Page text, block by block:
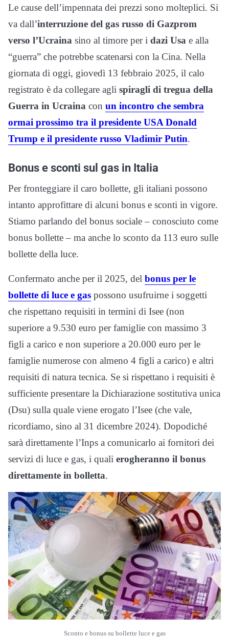
Le cause dell’impennata dei prezzi sono molteplici. Si
va dall’interruzione del gas russo di Gazprom
verso l’Ucraina sino al timore per i dazi Usa e alla
“guerra” che potrebbe scatenarsi con la Cina. Nella
giornata di oggi, giovedì 13 febbraio 2025, il calo
registrato è da collegare agli spiragli di tregua della
Guerra in Ucraina con un incontro che sembra
ormai prossimo tra il presidente USA Donald
Trump e il presidente russo Vladimir Putin.
Bonus e sconti sul gas in Italia
Per fronteggiare il caro bollette, gli italiani possono
intanto approfittare di alcuni bonus e sconti in vigore.
Stiamo parlando del bonus sociale – conosciuto come
bonus bollette – ma anche lo sconto da 113 euro sulle
bollette della luce.
Confermato anche per il 2025, del bonus per le
bollette di luce e gas possono usufruirne i soggetti
che rispettano requisiti in termini di Isee (non
superiore a 9.530 euro per famiglie con massimo 3
figli a carico e non superiore a 20.000 euro per le
famiglie numerose con almeno 4 figli a carico) e altri
requisiti di natura tecnica. Se si rispettano i requisiti è
sufficiente presentare la Dichiarazione sostitutiva unica
(Dsu) sulla quale viene erogato l’Isee (che vale,
ricordiamo, sino al 31 dicembre 2024). Dopodiché
sarà direttamente l’Inps a comunicarlo ai fornitori dei
servizi di luce e gas, i quali erogheranno il bonus
direttamente in bolletta.
Sconto e bonus su bollette luce e gas